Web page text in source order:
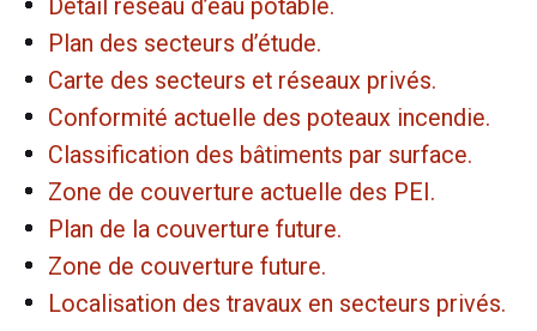
Détail réseau d’eau potable.
Plan des secteurs d’étude.
Carte des secteurs et réseaux privés.
Conformité actuelle des poteaux incendie.
Classification des bâtiments par surface.
Zone de couverture actuelle des PEI.
Plan de la couverture future.
Zone de couverture future.
Localisation des travaux en secteurs privés.